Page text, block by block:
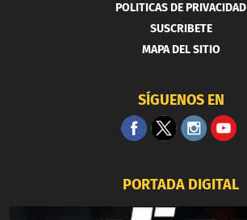
POLITICAS DE PRIVACIDAD
SUSCRIBETE
MAPA DEL SITIO
SÍGUENOS EN
PORTADA DIGITAL